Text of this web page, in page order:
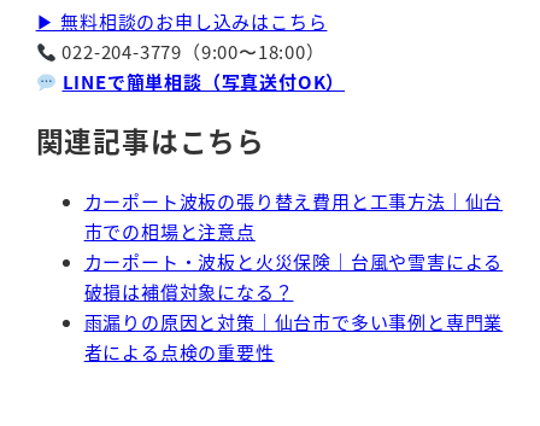
▶ 無料相談のお申し込みはこちら
022-204-3779（9:00〜18:00）
LINEで簡単相談（写真送付OK）
関連記事はこちら
カーポート波板の張り替え費用と工事方法｜仙台
市での相場と注意点
カーポート・波板と火災保険｜台風や雪害による
破損は補償対象になる？
雨漏りの原因と対策｜仙台市で多い事例と専門業
者による点検の重要性